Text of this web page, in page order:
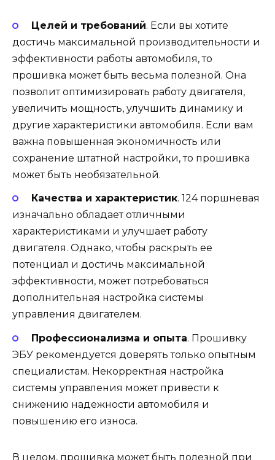
Целей и требований. Если вы хотите
достичь максимальной производительности и
эффективности работы автомобиля, то
прошивка может быть весьма полезной. Она
позволит оптимизировать работу двигателя,
увеличить мощность, улучшить динамику и
другие характеристики автомобиля. Если вам
важна повышенная экономичность или
сохранение штатной настройки, то прошивка
может быть необязательной.
Качества и характеристик. 124 поршневая
изначально обладает отличными
характеристиками и улучшает работу
двигателя. Однако, чтобы раскрыть ее
потенциал и достичь максимальной
эффективности, может потребоваться
дополнительная настройка системы
управления двигателем.
Профессионализма и опыта. Прошивку
ЭБУ рекомендуется доверять только опытным
специалистам. Некорректная настройка
системы управления может привести к
снижению надежности автомобиля и
повышению его износа.
В целом, прошивка может быть полезной при